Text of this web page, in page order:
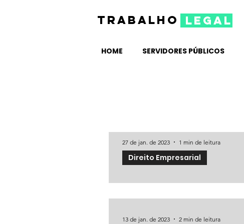
TRABALHO legal
HOME SERVIDORES PÚBLICOS
Direito Empresarial
27 de jan. de 2023 1 min de leitura
13 de jan. de 2023 2 min de leitura